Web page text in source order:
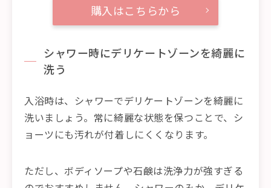
購入はこちらから
シャワー時にデリケートゾーンを綺麗に
洗う
入浴時は、シャワーでデリケートゾーンを綺麗に
洗いましょう。常に綺麗な状態を保つことで、シ
ョーツにも汚れが付着しにくくなります。
ただし、ボディソープや石鹸は洗浄力が強すぎる